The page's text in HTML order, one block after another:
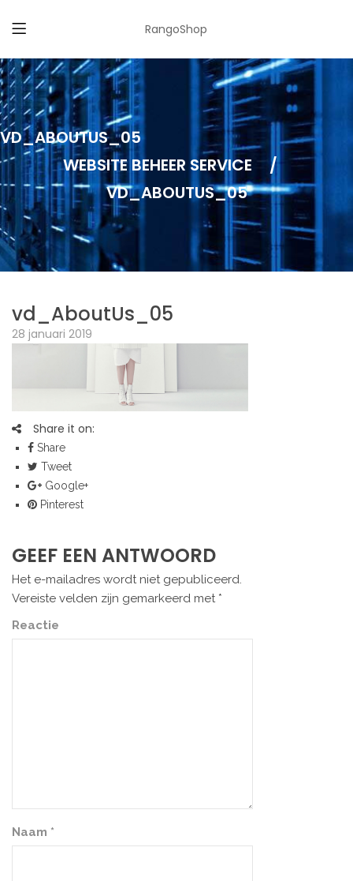
RangoShop
VD_ABOUTUS_05
WEBSITE BEHEER SERVICE
/
VD_ABOUTUS_05
vd_AboutUs_05
28 januari 2019
Share it on:
Share
Tweet
Google+
Pinterest
GEEF EEN ANTWOORD
Het e-mailadres wordt niet gepubliceerd.
Vereiste velden zijn gemarkeerd met *
Reactie
Naam *